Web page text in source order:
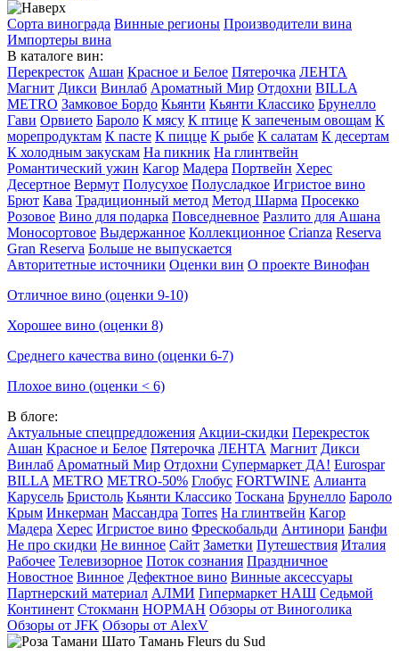
Сорта винограда Винные регионы Производители вина
Импортеры вина
В каталоге вин:
Перекресток Ашан Красное и Белое Пятерочка ЛЕНТА
Магнит Дикси Винлаб Ароматный Мир Отдохни BILLA
METRO Замковое Бордо Кьянти Кьянти Классико Брунелло
Гави Орвието Бароло К мясу К птице К запеченым овощам К
морепродуктам К пасте К пицце К рыбе К салатам К десертам
К холодным закускам На пикник На глинтвейн
Романтический ужин Кагор Мадера Портвейн Херес
Десертное Вермут Полусухое Полусладкое Игристое вино
Брют Кава Традиционный метод Метод Шарма Просекко
Розовое Вино для подарка Повседневное Разлито для Ашана
Моносортовое Выдержанное Коллекционное Crianza Reserva
Gran Reserva Больше не выпускается
Авторитетные источники Оценки вин О проекте Винофан
Отличное вино (оценки 9-10)
Хорошее вино (оценки 8)
Среднего качества вино (оценки 6-7)
Плохое вино (оценки < 6)
В блоге:
Актуальные спецпредложения Акции-скидки Перекресток
Ашан Красное и Белое Пятерочка ЛЕНТА Магнит Дикси
Винлаб Ароматный Мир Отдохни Супермаркет ДА! Eurospar
BILLA METRO METRO-50% Глобус FORTWINE Алианта
Карусель Бристоль Кьянти Классико Тоскана Брунелло Бароло
Крым Инкерман Массандра Torres На глинтвейн Кагор
Мадера Херес Игристое вино Фрескобальди Антинори Банфи
Не про скидки Не винное Сайт Заметки Путешествия Италия
Рабочее Телевизорное Поток сознания Праздничное
Новостное Винное Дефектное вино Винные аксессуары
Партнерский материал АЛМИ Гипермаркет НАШ Седьмой
Континент Стокманн НОРМАН Обзоры от Виноголика
Обзоры от JFK Обзоры от AlexV